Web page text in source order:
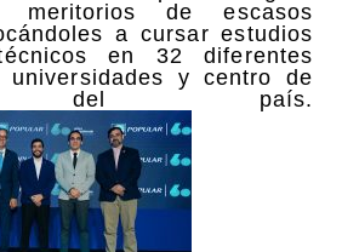
meritorios de escasos
a cursar estudios
en 32 diferentes
y centro de
del país.